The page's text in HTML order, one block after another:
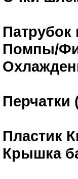
Патрубок
Помпы/
Перчатки
Пластик
Крышка